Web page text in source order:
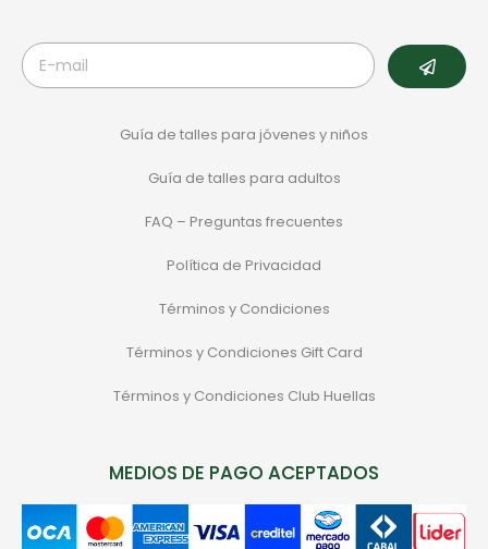
Guía de talles para jóvenes y niños
Guía de talles para adultos
FAQ – Preguntas frecuentes
Política de Privacidad
Términos y Condiciones
Términos y Condiciones Gift Card
Términos y Condiciones Club Huellas
MEDIOS DE PAGO ACEPTADOS